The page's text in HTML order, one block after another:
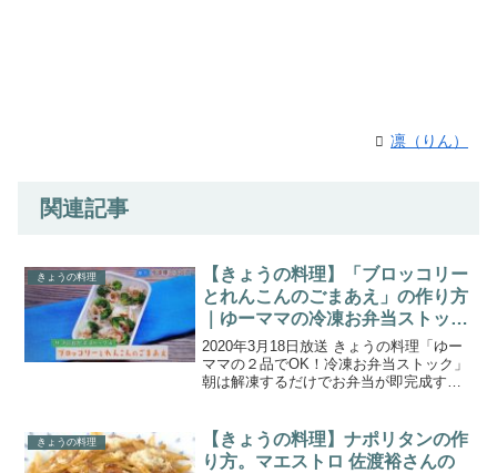
凛（りん）
関連記事
きょうの料理
【きょうの料理】「ブロッコリー
とれんこんのごまあえ」の作り方
｜ゆーママの冷凍お弁当ストック
（2020.3.18）
2020年3月18日放送 きょうの料理「ゆー
ママの２品でOK！冷凍お弁当ストック」
朝は解凍するだけでお弁当が即完成す
には、料理研究家の松本有美さん（ゆー
ママさん）をお迎...
きょうの料理
【きょうの料理】ナポリタンの作
り方。マエストロ 佐渡裕さんの